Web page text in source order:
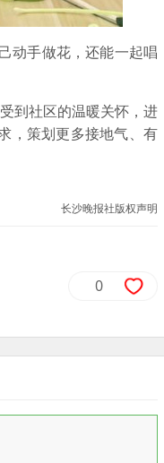
动手做花，还能一起唱
到社区的温暖关怀，进
，策划更多接地气、有
长沙晚报社版权声明
0